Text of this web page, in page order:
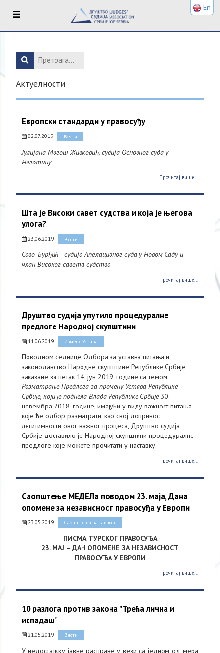
Актуелности
Европски стандарди у правосуђу
02.07.2019 Вести
Јулијана Могош-Живковић, судија Основног суда у
Неготину
Прочитај више...
Шта је Високи савет судства и која је његова
улога?
23.06.2019 Вести
Саво Ђурђић - судија Апелационог суда у Новом Саду и
члан Високог савета судства
Прочитај више...
Друштво судија упутило процедуралне
предлоге Народној скупштини
11.06.2019 Измене Устава
Поводном седнице Одбора за уставна питања и
законодавство Народне скупштине Републике Србије
заказане за петак 14. јун 2019. године са темом:
Разматрање Предлога за промену Устава Републике
Србије, који је поднела Влада Републике Србије30.
новембра 2018. године, имајући у виду важност питања
које ће одбор разматрати, као свој допринос
легитимности овог важног процеса, Друштво судија
Србије доставило је Народној скупштини процедуралне
предлоге које можете прочитати у наставку.
Прочитај више...
Саопштење МЕДЕЛа поводом 23. маја, Дана
опомене за независност правосуђа у Европи
23.05.2019 Саопштења за јавност
ПИСМА ТУРСКОГ ПРАВОСУЂA
23. МАЈ – ДАН ОПОМЕНЕ ЗА НЕЗАВИСНОСТ
ПРАВОСУЂА У ЕВРОПИ
Прочитај више...
10 разлога против закона "Трећа лична и
испадаш"
21.05.2019 Вести
​У недостаткку јавне расправе у вези са једном од мера
En